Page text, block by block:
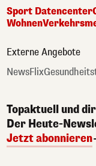
Sport Datencenter
Wohnen
Externe Angebote
NewsFlix
Topaktuell und
Der Heute-
Jetzt abonnieren